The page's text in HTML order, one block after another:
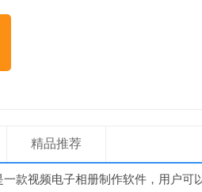
精品推荐
一款视频电子相册制作软件，用户可